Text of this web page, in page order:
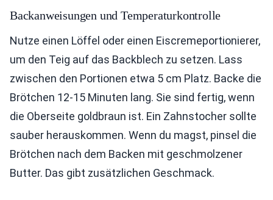
Backanweisungen und Temperaturkontrolle
Nutze einen Löffel oder einen Eiscremeportionierer,
um den Teig auf das Backblech zu setzen. Lass
zwischen den Portionen etwa 5 cm Platz. Backe die
Brötchen 12-15 Minuten lang. Sie sind fertig, wenn
die Oberseite goldbraun ist. Ein Zahnstocher sollte
sauber herauskommen. Wenn du magst, pinsel die
Brötchen nach dem Backen mit geschmolzener
Butter. Das gibt zusätzlichen Geschmack.